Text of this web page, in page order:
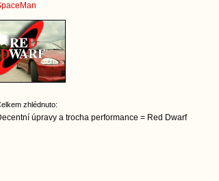
zhlédnuto:
úpravy a trocha performance = Red Dwarf